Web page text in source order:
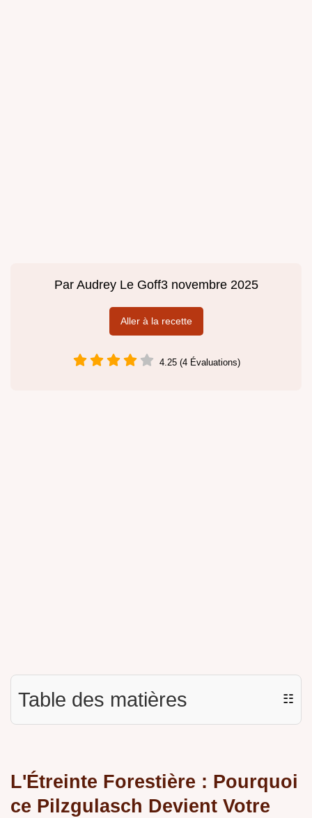
Par Audrey Le Goff3 novembre 2025
Aller à la recette
4.25 (4 Évaluations)
Table des matières ☷
L'Étreinte Forestière : Pourquoi
ce Pilzgulasch Devient Votre